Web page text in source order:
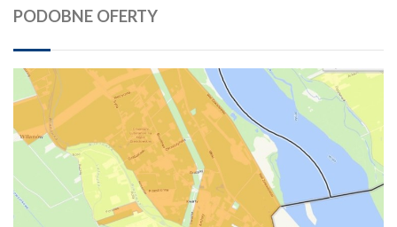
PODOBNE OFERTY